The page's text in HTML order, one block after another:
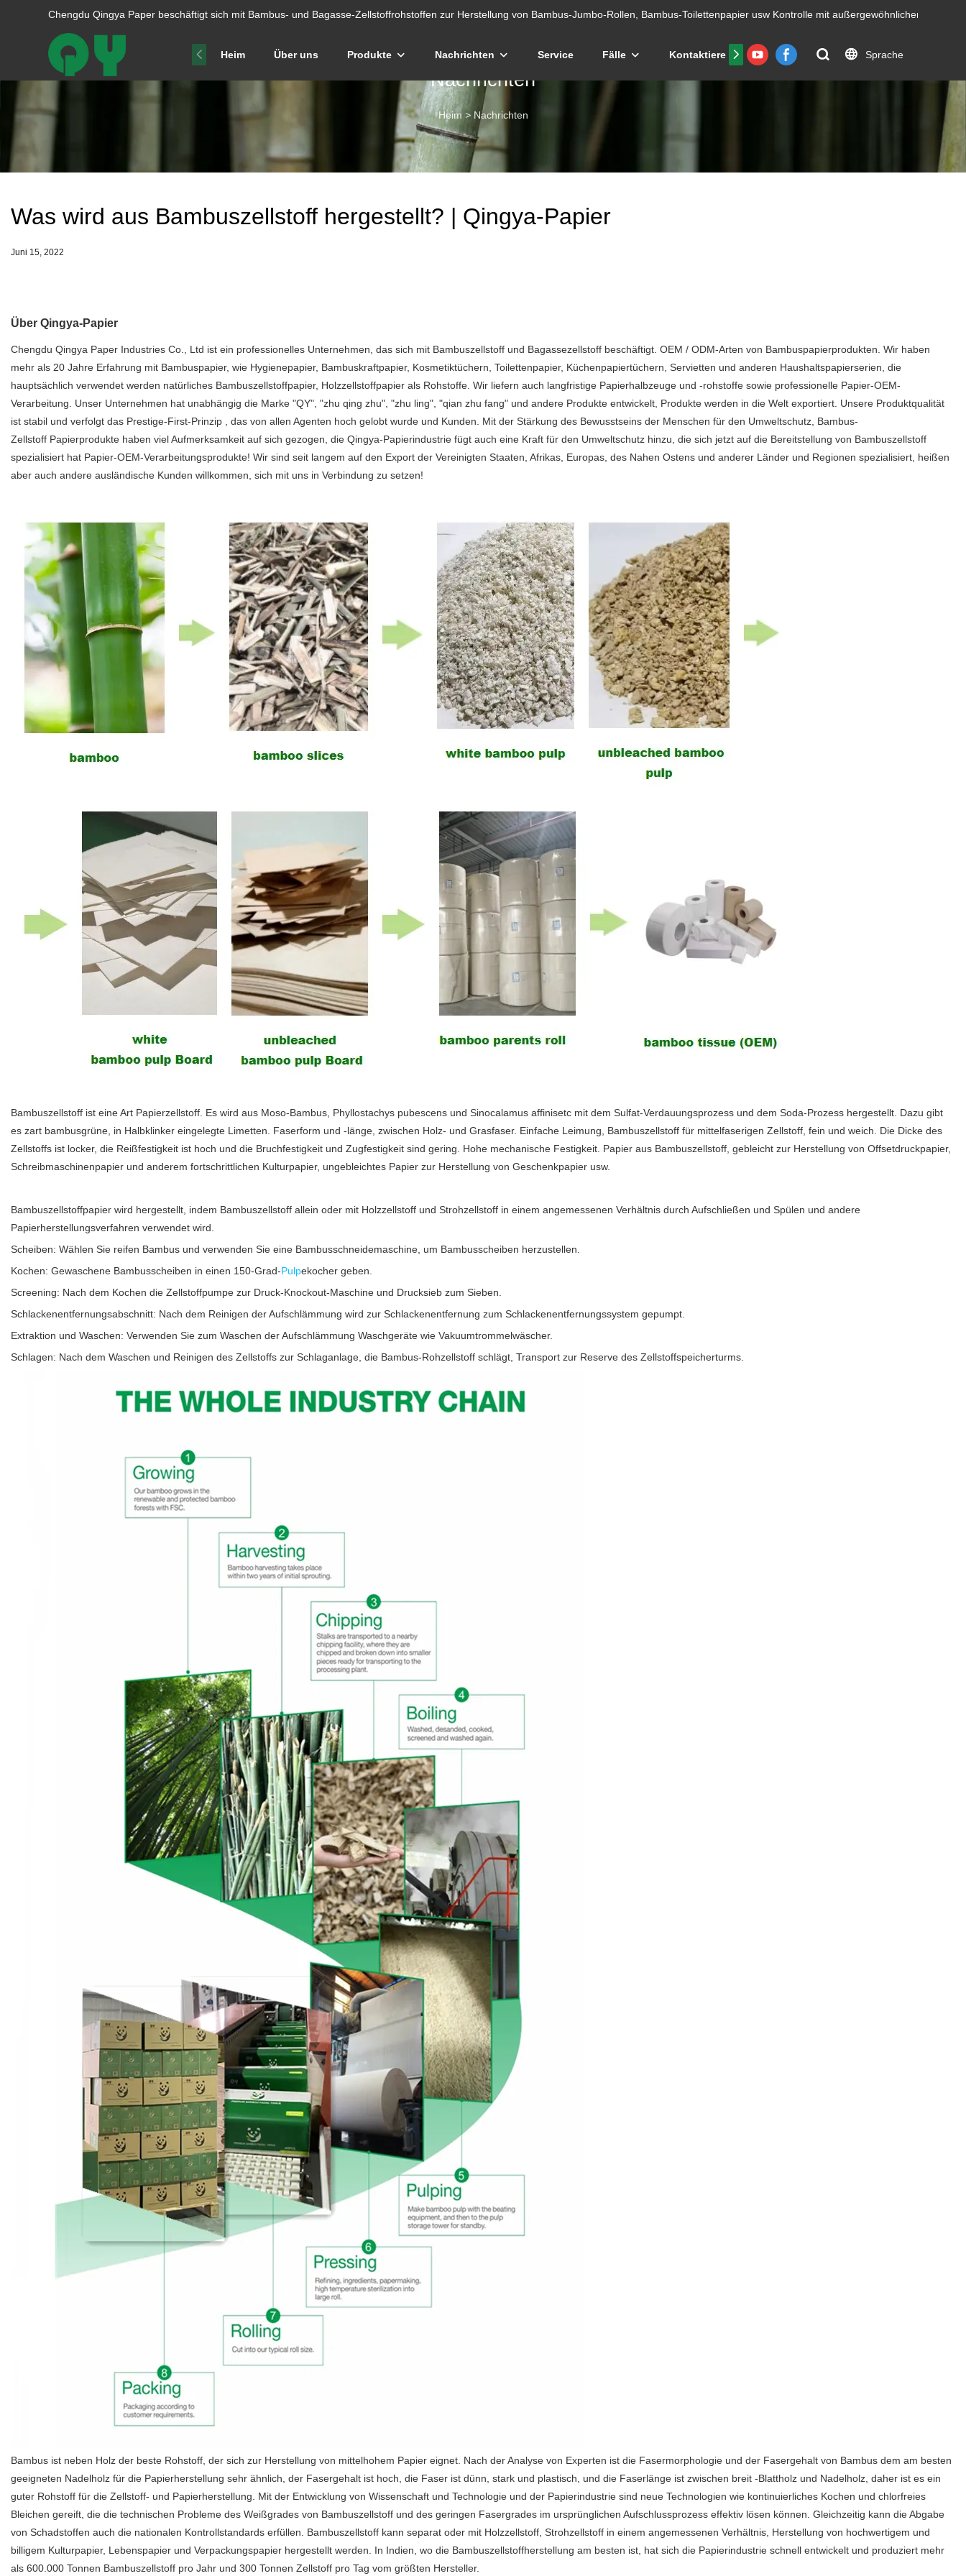
Chengdu Qingya Paper beschäftigt sich mit Bambus- und Bagasse-Zellstoffrohstoffen zur Herstellung von Bambus-Jumbo-Rollen, Bambus-Toilettenpapier usw Kontrolle mit außergewöhnlicher Effizienz.
Heim Über uns Produkte Nachrichten Service Fälle Kontaktiere uns FAQs ZertifikatSprache
Nachrichten
Heim > Nachrichten
Was wird aus Bambuszellstoff hergestellt? | Qingya-Papier
Juni 15, 2022
Über Qingya-Papier
Chengdu Qingya Paper Industries Co., Ltd ist ein professionelles Unternehmen, das sich mit Bambuszellstoff und Bagassezellstoff beschäftigt. OEM / ODM-Arten von Bambuspapierprodukten. Wir haben
mehr als 20 Jahre Erfahrung mit Bambuspapier, wie Hygienepapier, Bambuskraftpapier, Kosmetiktüchern, Toilettenpapier, Küchenpapiertüchern, Servietten und anderen Haushaltspapierserien, die
hauptsächlich verwendet werden natürliches Bambuszellstoffpapier, Holzzellstoffpapier als Rohstoffe. Wir liefern auch langfristige Papierhalbzeuge und -rohstoffe sowie professionelle Papier-OEM-
Verarbeitung. Unser Unternehmen hat unabhängig die Marke "QY", "zhu qing zhu", "zhu ling", "qian zhu fang" und andere Produkte entwickelt, Produkte werden in die Welt exportiert. Unsere Produktqualität
ist stabil und verfolgt das Prestige-First-Prinzip , das von allen Agenten hoch gelobt wurde und Kunden. Mit der Stärkung des Bewusstseins der Menschen für den Umweltschutz, Bambus-
Zellstoff Papierprodukte haben viel Aufmerksamkeit auf sich gezogen, die Qingya-Papierindustrie fügt auch eine Kraft für den Umweltschutz hinzu, die sich jetzt auf die Bereitstellung von Bambuszellstoff
spezialisiert hat Papier-OEM-Verarbeitungsprodukte! Wir sind seit langem auf den Export der Vereinigten Staaten, Afrikas, Europas, des Nahen Ostens und anderer Länder und Regionen spezialisiert, heißen
aber auch andere ausländische Kunden willkommen, sich mit uns in Verbindung zu setzen!
Bambuszellstoff ist eine Art Papierzellstoff. Es wird aus Moso-Bambus, Phyllostachys pubescens und Sinocalamus affinisetc mit dem Sulfat-Verdauungsprozess und dem Soda-Prozess hergestellt. Dazu gibt
es zart bambusgrüne, in Halbklinker eingelegte Limetten. Faserform und -länge, zwischen Holz- und Grasfaser. Einfache Leimung, Bambuszellstoff für mittelfaserigen Zellstoff, fein und weich. Die Dicke des
Zellstoffs ist locker, die Reißfestigkeit ist hoch und die Bruchfestigkeit und Zugfestigkeit sind gering. Hohe mechanische Festigkeit. Papier aus Bambuszellstoff, gebleicht zur Herstellung von Offsetdruckpapier,
Schreibmaschinenpapier und anderem fortschrittlichen Kulturpapier, ungebleichtes Papier zur Herstellung von Geschenkpapier usw.
Bambuszellstoffpapier wird hergestellt, indem Bambuszellstoff allein oder mit Holzzellstoff und Strohzellstoff in einem angemessenen Verhältnis durch Aufschließen und Spülen und andere
Papierherstellungsverfahren verwendet wird.
Scheiben: Wählen Sie reifen Bambus und verwenden Sie eine Bambusschneidemaschine, um Bambusscheiben herzustellen.
Kochen: Gewaschene Bambusscheiben in einen 150-Grad-Pulpekocher geben.
Screening: Nach dem Kochen die Zellstoffpumpe zur Druck-Knockout-Maschine und Drucksieb zum Sieben.
Schlackenentfernungsabschnitt: Nach dem Reinigen der Aufschlämmung wird zur Schlackenentfernung zum Schlackenentfernungssystem gepumpt.
Extraktion und Waschen: Verwenden Sie zum Waschen der Aufschlämmung Waschgeräte wie Vakuumtrommelwäscher.
Schlagen: Nach dem Waschen und Reinigen des Zellstoffs zur Schlaganlage, die Bambus-Rohzellstoff schlägt, Transport zur Reserve des Zellstoffspeicherturms.
Bambus ist neben Holz der beste Rohstoff, der sich zur Herstellung von mittelhohem Papier eignet. Nach der Analyse von Experten ist die Fasermorphologie und der Fasergehalt von Bambus dem am besten
geeigneten Nadelholz für die Papierherstellung sehr ähnlich, der Fasergehalt ist hoch, die Faser ist dünn, stark und plastisch, und die Faserlänge ist zwischen breit -Blattholz und Nadelholz, daher ist es ein
guter Rohstoff für die Zellstoff- und Papierherstellung. Mit der Entwicklung von Wissenschaft und Technologie und der Papierindustrie sind neue Technologien wie kontinuierliches Kochen und chlorfreies
Bleichen gereift, die die technischen Probleme des Weißgrades von Bambuszellstoff und des geringen Fasergrades im ursprünglichen Aufschlussprozess effektiv lösen können. Gleichzeitig kann die Abgabe
von Schadstoffen auch die nationalen Kontrollstandards erfüllen. Bambuszellstoff kann separat oder mit Holzzellstoff, Strohzellstoff in einem angemessenen Verhältnis, Herstellung von hochwertigem und
billigem Kulturpapier, Lebenspapier und Verpackungspapier hergestellt werden. In Indien, wo die Bambuszellstoffherstellung am besten ist, hat sich die Papierindustrie schnell entwickelt und produziert mehr
als 600.000 Tonnen Bambuszellstoff pro Jahr und 300 Tonnen Zellstoff pro Tag vom größten Hersteller.